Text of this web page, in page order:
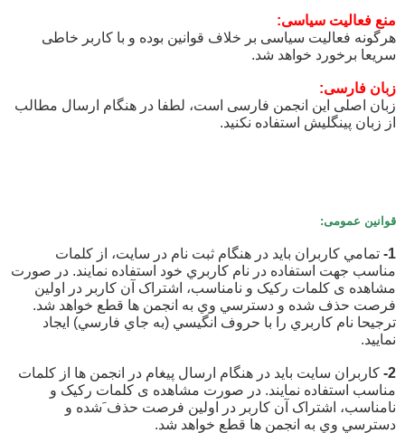
منع فعالیت سیاسی:
هرگونه فعالیت سیاسی بر خلاف قوانین بوده و با کاربر خاطی
سریعا برخورد خواهد شد.
زبان فارسی:
زبان اصلی این انجمن فارسی است، لطفا در هنگام ارسال مطالب
از زبان پینگلیش استفاده نکنید.
قوانین عمومی:
1- تمامي کاربران باید در هنگام ثبت نام در سايت، از کلمات
مناسب جهت استفاده در نام کاربري خود استفاده نمايند. در صورت
مشاهده ی کلمات رکيک و نامناسب، اشتراک آن كاربر در اولين
فرصت حذف شده و دسترسي وي به انجمن ها قطع خواهد شد.
ترجیحا نام كاربري را با حروف انگيسي (به جاي فارسي) ايجاد
نماييد.
2- کاربران سايت باید در هنگام ارسال پيغام در انجمن ها از کلمات
مناسب استفاده نمايند. در صورت مشاهده ی کلمات رکيک و
نامناسب، اشتراک آن كاربر در اولين فرصت حذف َشده و
دسترسي وي به انجمن ها قطع خواهد شد.